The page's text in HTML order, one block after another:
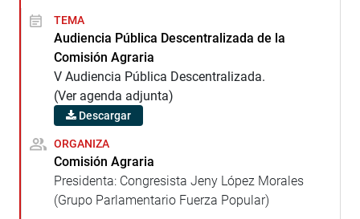
TEMA
Audiencia Pública Descentralizada de la
Comisión Agraria
V Audiencia Pública Descentralizada.
(Ver agenda adjunta)
Descargar
ORGANIZA
Comisión Agraria
Presidenta: Congresista Jeny López Morales
(Grupo Parlamentario Fuerza Popular)